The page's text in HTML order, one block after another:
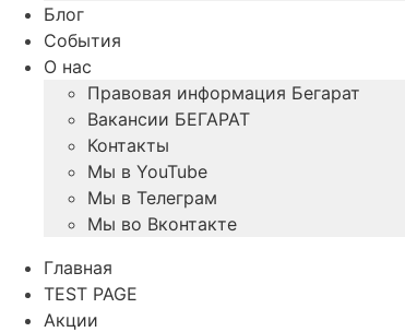
Блог
События
О нас
Правовая информация Бегарат
Вакансии БЕГАРАТ
Контакты
Мы в YouTube
Мы в Телеграм
Мы во Вконтакте
Главная
TEST PAGE
Акции